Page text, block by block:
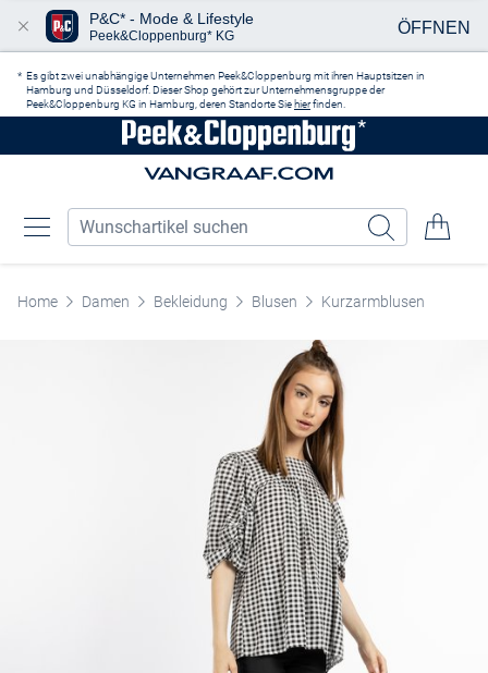
Es gibt zwei unabhängige Unternehmen Peek&Cloppenburg mit ihren Hauptsitzen in
Hamburg und Düsseldorf. Dieser Shop gehört zur Unternehmensgruppe der
Peek&Cloppenburg KG in Hamburg, deren Standorte Sie hierfinden.
Home Damen Bekleidung Blusen Kurzarmblusen
P&C* - Mode & Lifestyle
Peek&Cloppenburg* KG ÖFFNEN